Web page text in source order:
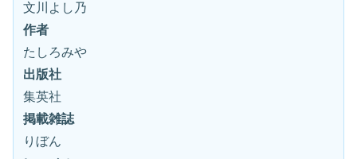
文川よし乃
作者
たしろみや
出版社
集英社
掲載雑誌
りぼん